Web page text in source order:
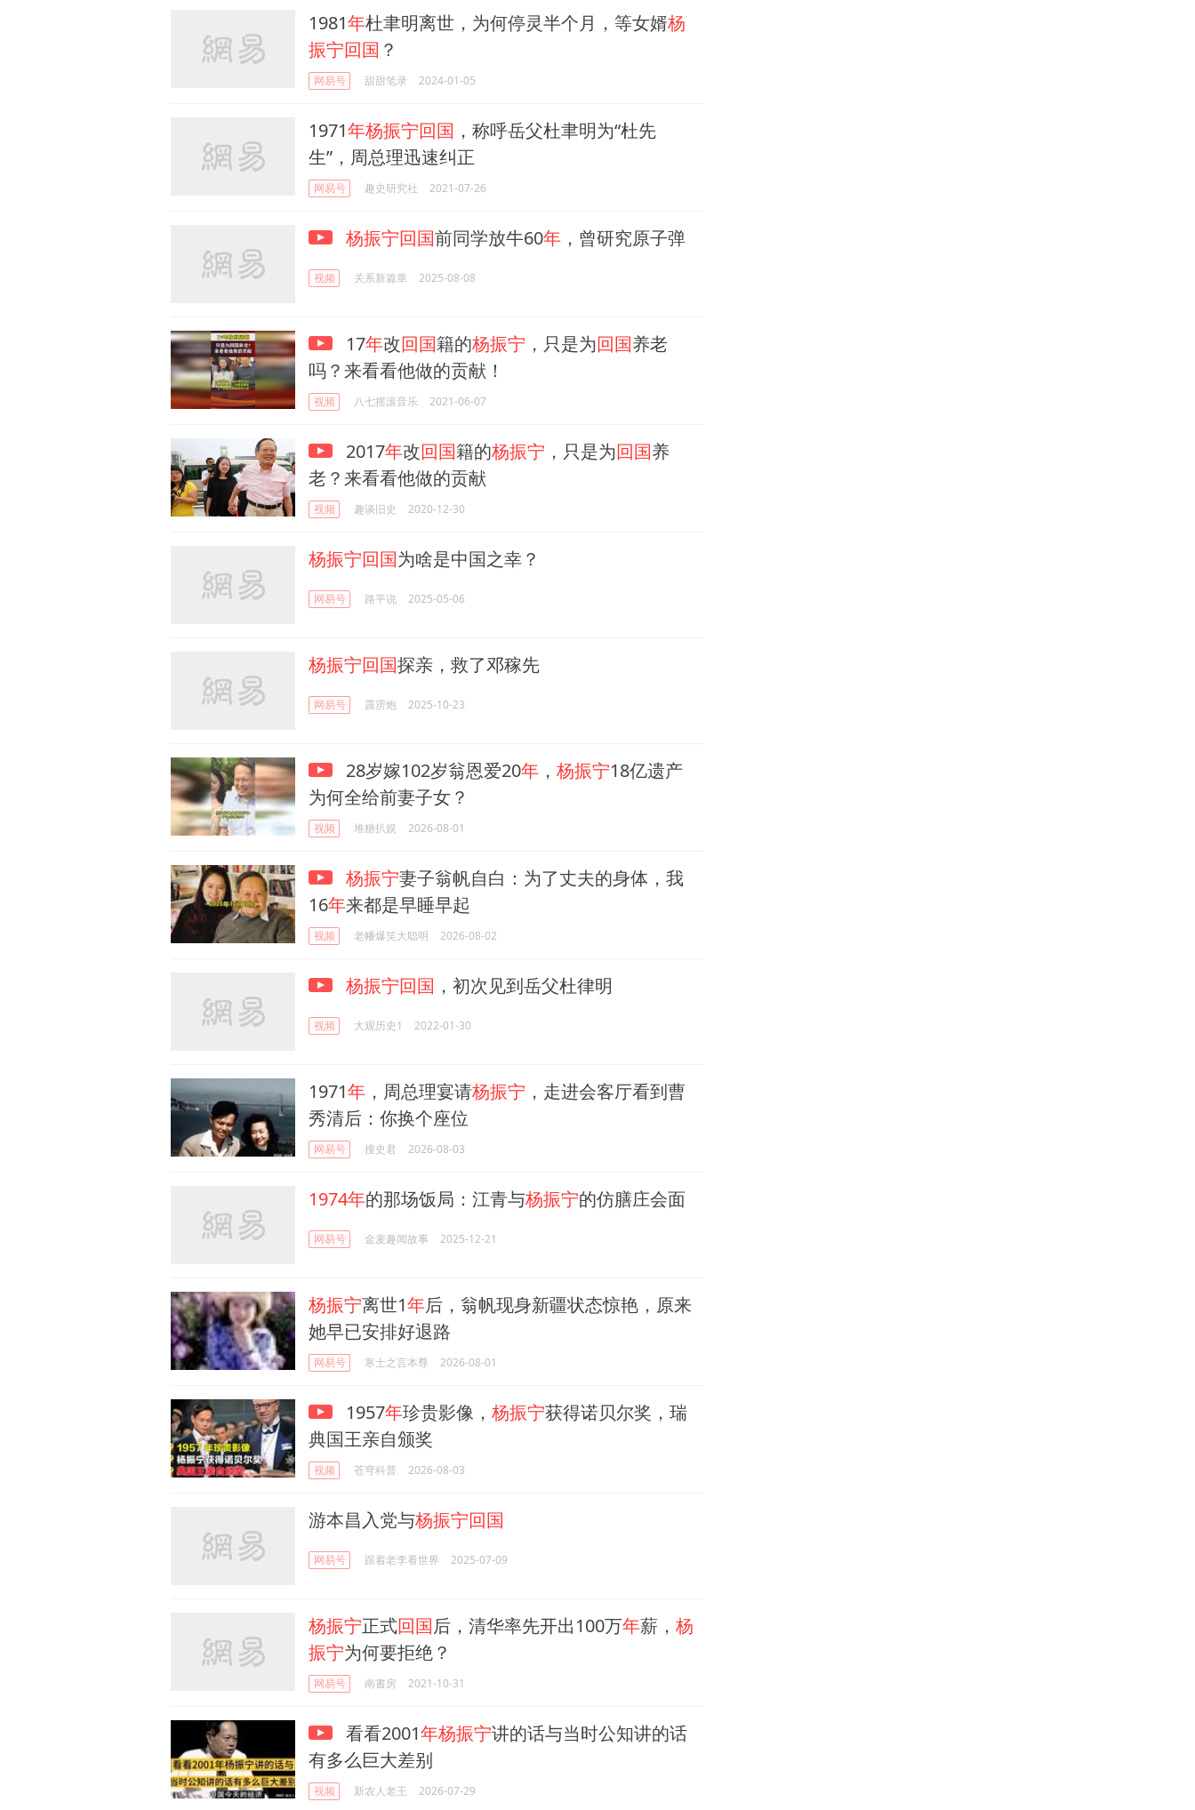
1981年杜聿明离世，为何停灵半个月，等女婿杨
振宁回国 ？
网易号 甜甜笔录 2024-01-05
1971年杨振宁回国 ，称呼岳父杜聿明为“杜先
生”，周总理迅速纠正
网易号 趣史研究社 2021-07-26
杨振宁回国前同学放牛60年 ，曾研究原子弹
视频 关系新篇章 2025-08-08
17年改回国籍的杨振宁 ，只是为回国养老
吗？来看看他做的贡献！
视频 八七摇滚音乐 2021-06-07
2017年改回国籍的杨振宁 ，只是为回国养
老？来看看他做的贡献
视频 趣谈旧史 2020-12-30
杨振宁回国为啥是中国之幸？
网易号 路平说 2025-05-06
杨振宁回国探亲，救了邓稼先
网易号 霹雳炮 2025-10-23
28岁嫁102岁翁恩爱20年 ， 杨振宁18亿遗产
为何全给前妻子女？
视频 堆糖扒娱 2026-08-01
杨振宁妻子翁帆自白：为了丈夫的身体，我
16年来都是早睡早起
视频 老幡爆笑大聪明 2026-08-02
杨振宁回国 ，初次见到岳父杜律明
视频 大观历史1 2022-01-30
1971年 ，周总理宴请杨振宁 ，走进会客厅看到曹
秀清后：你换个座位
网易号 搜史君 2026-08-03
1974年的那场饭局：江青与杨振宁的仿膳庄会面
网易号 金麦趣闻故事 2025-12-21
杨振宁离世1年后，翁帆现身新疆状态惊艳，原来
她早已安排好退路
网易号 寒士之言本尊 2026-08-01
1957年珍贵影像， 杨振宁获得诺贝尔奖，瑞
典国王亲自颁奖
视频 苍穹科普 2026-08-03
游本昌入党与杨振宁回国
网易号 跟着老李看世界 2025-07-09
杨振宁正式回国后，清华率先开出100万年薪， 杨
振宁为何要拒绝？
网易号 南書房 2021-10-31
看看2001年杨振宁讲的话与当时公知讲的话
有多么巨大差别
视频 新农人老王 2026-07-29